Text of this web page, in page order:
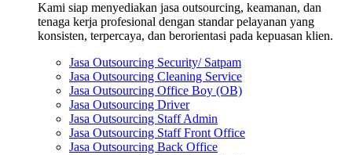
Kami siap menyediakan jasa outsourcing, keamanan, dan
tenaga kerja profesional dengan standar pelayanan yang
konsisten, terpercaya, dan berorientasi pada kepuasan klien.
Jasa Outsourcing Security/ Satpam
Jasa Outsourcing Cleaning Service
Jasa Outsourcing Office Boy (OB)
Jasa Outsourcing Driver
Jasa Outsourcing Staff Admin
Jasa Outsourcing Staff Front Office
Jasa Outsourcing Back Office